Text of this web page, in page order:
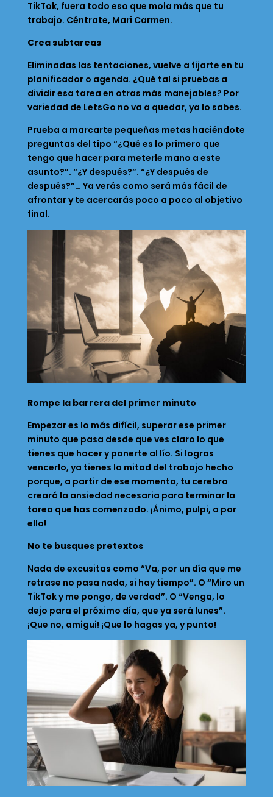
TikTok, fuera todo eso que mola más que tu
trabajo. Céntrate, Mari Carmen.
Crea subtareas
Eliminadas las tentaciones, vuelve a fijarte en tu
planificador o agenda. ¿Qué tal si pruebas a
dividir esa tarea en otras más manejables? Por
variedad de LetsGo no va a quedar, ya lo sabes.
Prueba a marcarte pequeñas metas haciéndote
preguntas del tipo “¿Qué es lo primero que
tengo que hacer para meterle mano a este
asunto?”. “¿Y después?”. “¿Y después de
después?”… Ya verás como será más fácil de
afrontar y te acercarás poco a poco al objetivo
final.
Rompe la barrera del primer minuto
Empezar es lo más difícil, superar ese primer
minuto que pasa desde que ves claro lo que
tienes que hacer y ponerte al lío. Si logras
vencerlo, ya tienes la mitad del trabajo hecho
porque, a partir de ese momento, tu cerebro
creará la ansiedad necesaria para terminar la
tarea que has comenzado. ¡Ánimo, pulpi, a por
ello!
No te busques pretextos
Nada de excusitas como “Va, por un día que me
retrase no pasa nada, si hay tiempo”. O “Miro un
TikTok y me pongo, de verdad”. O “Venga, lo
dejo para el próximo día, que ya será lunes”.
¡Que no, amigui! ¡Que lo hagas ya, y punto!